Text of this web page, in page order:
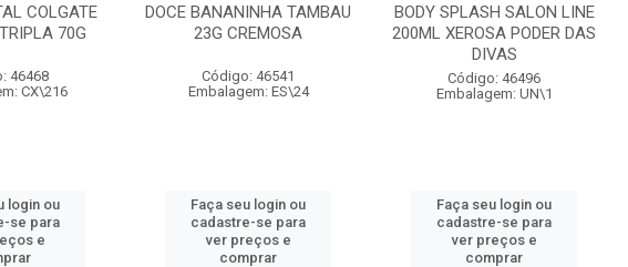
COLGATE
70G
46468
CX\216
login ou
se para
e
DOCE BANANINHA TAMBAU
23G CREMOSA
Código: 46541
Embalagem: ES\24
Faça seu login ou
cadastre-se para
ver preços e
comprar
BODY SPLASH SALON LINE
200ML XEROSA PODER DAS
DIVAS
Código: 46496
Embalagem: UN\1
Faça seu login ou
cadastre-se para
ver preços e
comprar